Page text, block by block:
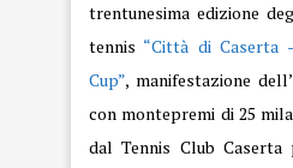
trentunesima edizione
tennis “Città di Caserta
Cup”, manifestazione
con montepremi di 25
dal Tennis Club Caserta